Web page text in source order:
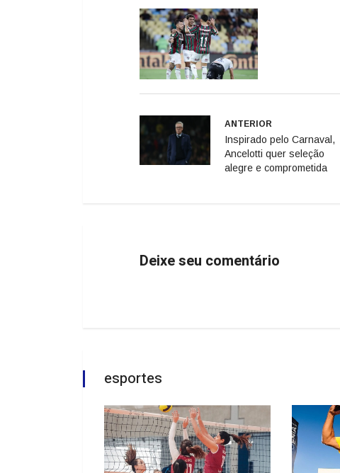
ANTERIOR
Inspirado pelo Carnaval,
Ancelotti quer seleção
alegre e comprometida
Deixe seu comentário
esportes